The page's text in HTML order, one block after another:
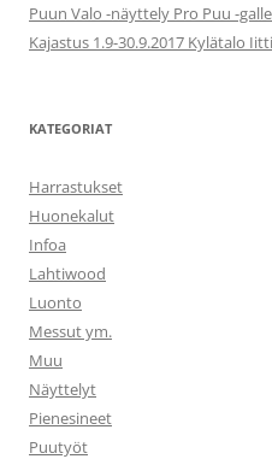
Puun Valo -näyttely Pro Puu -
Kajastus 1.9-30.9.2017 Kylätalo Iitti
KATEGORIAT
Harrastukset
Huonekalut
Infoa
Lahtiwood
Luonto
Messut ym.
Muu
Näyttelyt
Pienesineet
Puutyöt